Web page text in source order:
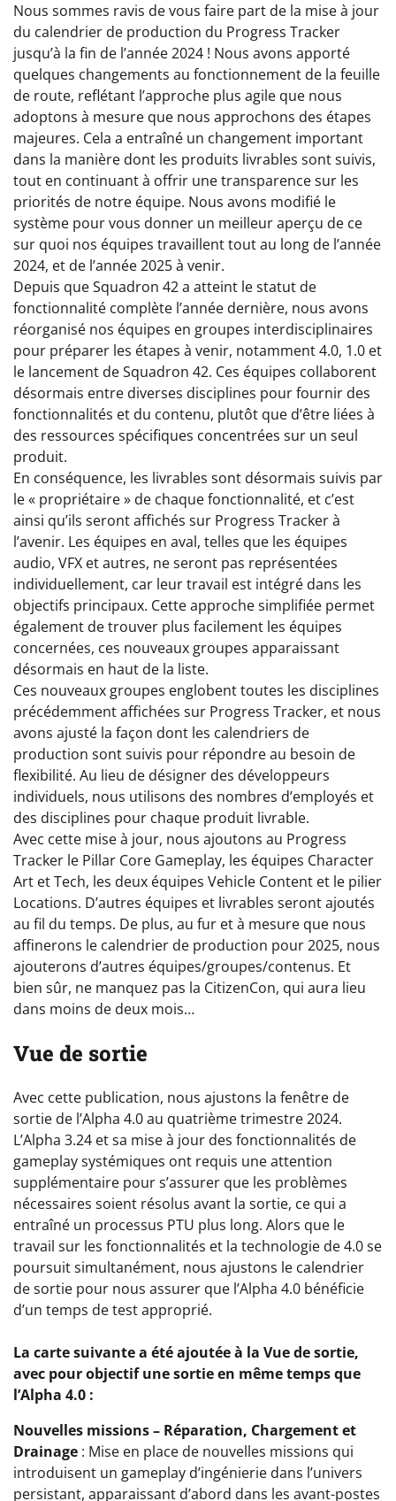
Nous sommes ravis de vous faire part de la mise à jour
du calendrier de production du Progress Tracker
jusqu’à la fin de l’année 2024 ! Nous avons apporté
quelques changements au fonctionnement de la feuille
de route, reflétant l’approche plus agile que nous
adoptons à mesure que nous approchons des étapes
majeures. Cela a entraîné un changement important
dans la manière dont les produits livrables sont suivis,
tout en continuant à offrir une transparence sur les
priorités de notre équipe. Nous avons modifié le
système pour vous donner un meilleur aperçu de ce
sur quoi nos équipes travaillent tout au long de l’année
2024, et de l’année 2025 à venir.
Depuis que Squadron 42 a atteint le statut de
fonctionnalité complète l’année dernière, nous avons
réorganisé nos équipes en groupes interdisciplinaires
pour préparer les étapes à venir, notamment 4.0, 1.0 et
le lancement de Squadron 42. Ces équipes collaborent
désormais entre diverses disciplines pour fournir des
fonctionnalités et du contenu, plutôt que d’être liées à
des ressources spécifiques concentrées sur un seul
produit.
En conséquence, les livrables sont désormais suivis par
le « propriétaire » de chaque fonctionnalité, et c’est
ainsi qu’ils seront affichés sur Progress Tracker à
l’avenir. Les équipes en aval, telles que les équipes
audio, VFX et autres, ne seront pas représentées
individuellement, car leur travail est intégré dans les
objectifs principaux. Cette approche simplifiée permet
également de trouver plus facilement les équipes
concernées, ces nouveaux groupes apparaissant
désormais en haut de la liste.
Ces nouveaux groupes englobent toutes les disciplines
précédemment affichées sur Progress Tracker, et nous
avons ajusté la façon dont les calendriers de
production sont suivis pour répondre au besoin de
flexibilité. Au lieu de désigner des développeurs
individuels, nous utilisons des nombres d’employés et
des disciplines pour chaque produit livrable.
Avec cette mise à jour, nous ajoutons au Progress
Tracker le Pillar Core Gameplay, les équipes Character
Art et Tech, les deux équipes Vehicle Content et le pilier
Locations. D’autres équipes et livrables seront ajoutés
au fil du temps. De plus, au fur et à mesure que nous
affinerons le calendrier de production pour 2025, nous
ajouterons d’autres équipes/groupes/contenus. Et
bien sûr, ne manquez pas la CitizenCon, qui aura lieu
dans moins de deux mois…
Vue de sortie
Avec cette publication, nous ajustons la fenêtre de
sortie de l’Alpha 4.0 au quatrième trimestre 2024.
L’Alpha 3.24 et sa mise à jour des fonctionnalités de
gameplay systémiques ont requis une attention
supplémentaire pour s’assurer que les problèmes
nécessaires soient résolus avant la sortie, ce qui a
entraîné un processus PTU plus long. Alors que le
travail sur les fonctionnalités et la technologie de 4.0 se
poursuit simultanément, nous ajustons le calendrier
de sortie pour nous assurer que l’Alpha 4.0 bénéficie
d’un temps de test approprié.
La carte suivante a été ajoutée à la Vue de sortie,
avec pour objectif une sortie en même temps que
l’Alpha 4.0 :
Nouvelles missions – Réparation, Chargement et
Drainage : Mise en place de nouvelles missions qui
introduisent un gameplay d’ingénierie dans l’univers
persistant, apparaissant d’abord dans les avant-postes